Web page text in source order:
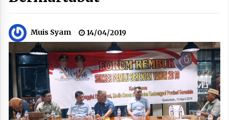
Muis Syam 14/04/2019